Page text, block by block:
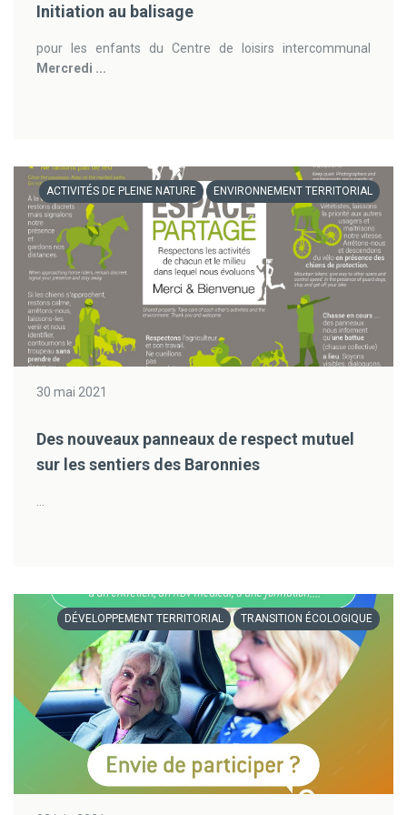
Initiation au balisage
pour les enfants du Centre de loisirs intercommunal
Mercredi ...
ACTIVITÉS DE PLEINE NATURE ENVIRONNEMENT TERRITORIAL
30 mai 2021
Des nouveaux panneaux de respect mutuel
sur les sentiers des Baronnies
DÉVELOPPEMENT TERRITORIAL TRANSITION ÉCOLOGIQUE